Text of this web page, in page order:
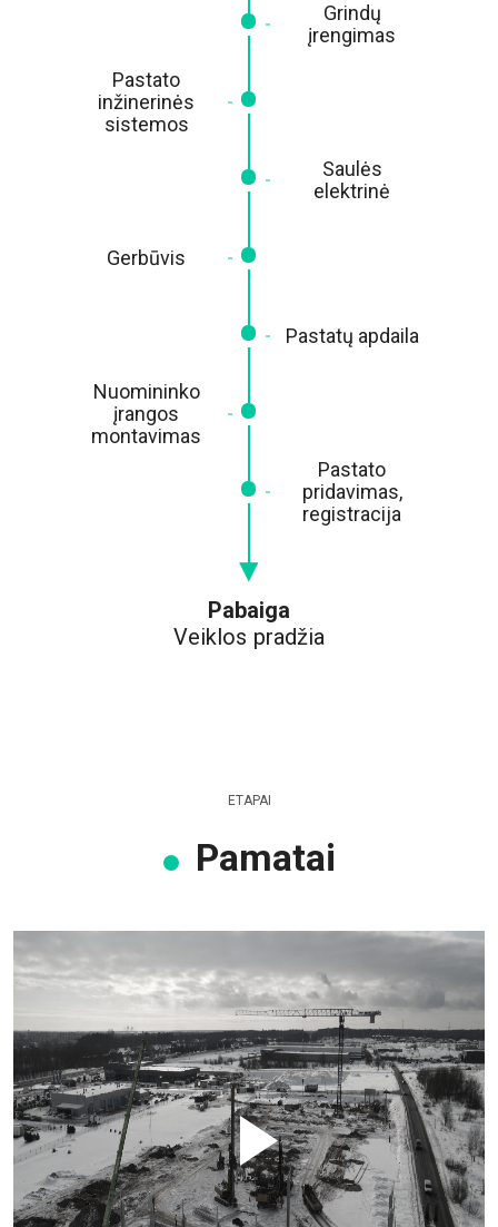
Grindų
įrengimas
Pastato
inžinerinės
sistemos
Saulės
elektrinė
Gerbūvis
Pastatų apdaila
Nuomininko
įrangos
montavimas
Pastato
pridavimas,
registracija
Pabaiga
Veiklos pradžia
ETAPAI
Pamatai